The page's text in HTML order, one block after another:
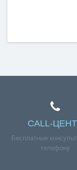
CALL-
Бесплатные
телефону